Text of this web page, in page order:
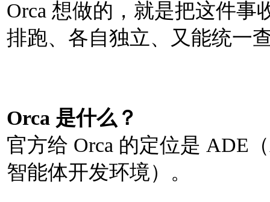
Orca 想做的，就是把这件事
排跑、各自独立、又能统一
Orca 是什么？
官方给 Orca 的定位是 ADE
智能体开发环境）。